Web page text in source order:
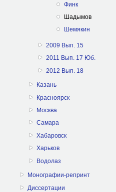
Финк
Шадымов
Шемякин
2009 Вып. 15
2011 Вып. 17 Юб.
2012 Вып. 18
Казань
Красноярск
Москва
Самара
Хабаровск
Харьков
Водолаз
Монографии-репринт
Диссертации